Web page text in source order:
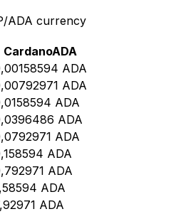
ADA currency
CardanoADA
ADA
ADA
ADA
ADA
ADA
ADA
ADA
ADA
ADA